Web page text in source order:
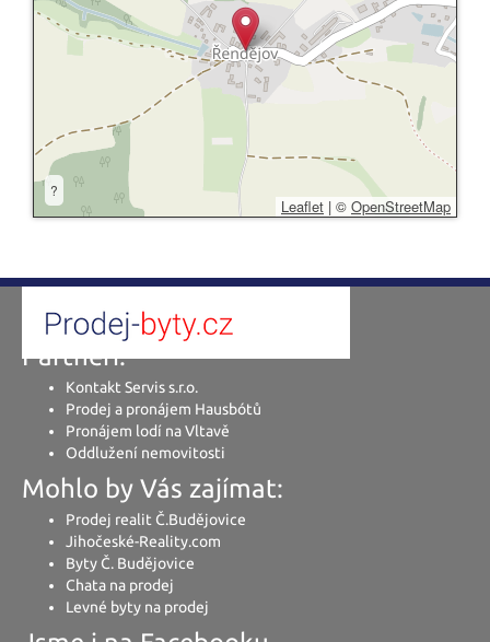
?
Leaflet | © OpenStreetMap
Partneři:
Kontakt Servis s.r.o.
Prodej a pronájem Hausbótů
Pronájem lodí na Vltavě
Oddlužení nemovitosti
Mohlo by Vás zajímat:
Prodej realit Č.Budějovice
Jihočeské-Reality.com
Byty Č. Budějovice
Chata na prodej
Levné byty na prodej